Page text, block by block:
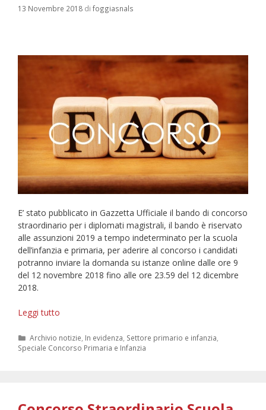
13 Novembre 2018 di foggiasnals
E’ stato pubblicato in Gazzetta Ufficiale il bando di concorso
straordinario per i diplomati magistrali, il bando è riservato
alle assunzioni 2019 a tempo indeterminato per la scuola
dell’infanzia e primaria, per aderire al concorso i candidati
potranno inviare la domanda su istanze online dalle ore 9
del 12 novembre 2018 fino alle ore 23.59 del 12 dicembre
2018.
Leggi tutto
Docenti
Infanzia
Categorie
Archivio notizie In evidenza Settore primario e infanzia
Speciale Concorso Primaria e Infanzia